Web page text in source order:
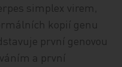
simplex virem,
kopií genu
první genovou
a první